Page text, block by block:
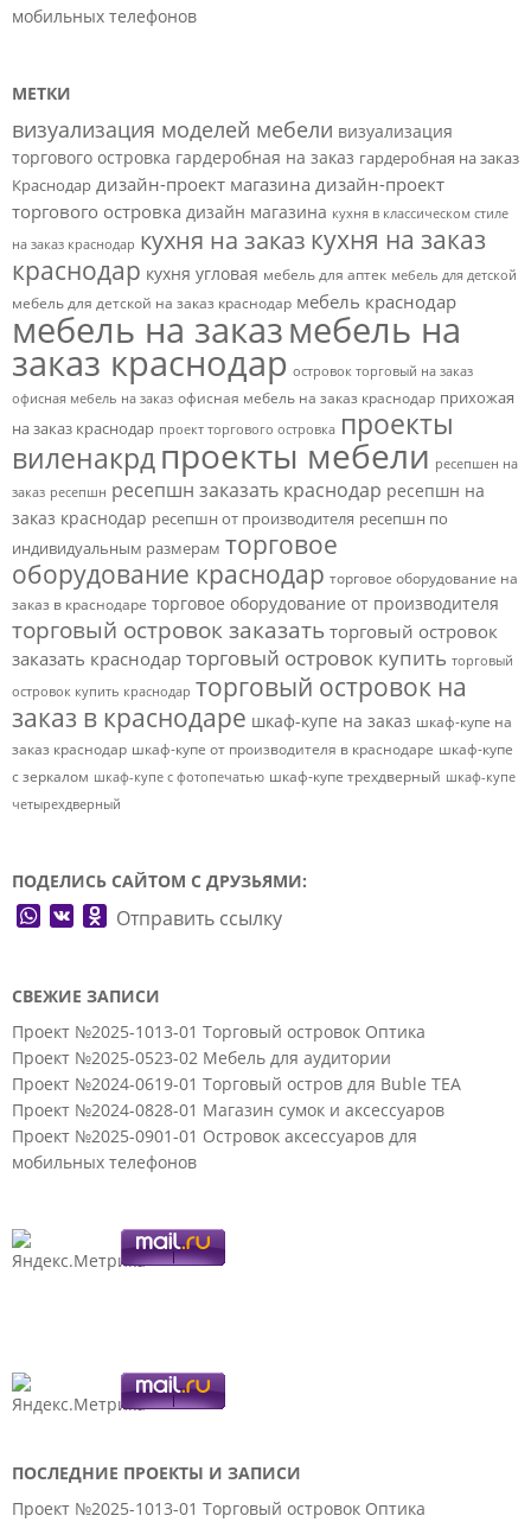
мобильных телефонов
МЕТКИ
визуализация моделей мебели визуализация
торгового островка гардеробная на заказ гардеробная на заказ
Краснодар дизайн-проект магазина дизайн-проект
торгового островка дизайн магазина кухня в классическом стиле
на заказ краснодар кухня на заказ кухня на заказ
краснодар кухня угловая мебель для аптек мебель для детской
мебель для детской на заказ краснодар мебель краснодар
мебель на заказмебель на
заказ краснодар островок торговый на заказ
офисная мебель на заказ офисная мебель на заказ краснодар прихожая
на заказ краснодар проект торгового островка проекты
виленакрдпроекты мебели ресепшен на
заказ ресепшн ресепшн заказать краснодар ресепшн на
заказ краснодар ресепшн от производителя ресепшн по
индивидуальным размерам торговое
оборудование краснодар торговое оборудование на
заказ в краснодаре торговое оборудование от производителя
торговый островок заказать торговый островок
заказать краснодар торговый островок купить торговый
островок купить краснодар торговый островок на
заказ в краснодаре шкаф-купе на заказ шкаф-купе на
заказ краснодар шкаф-купе от производителя в краснодаре шкаф-купе
с зеркалом шкаф-купе с фотопечатью шкаф-купе трехдверный шкаф-купе
четырехдверный
ПОДЕЛИСЬ САЙТОМ С ДРУЗЬЯМИ:
WhatsApp
VK Odnoklassniki
Отправить ссылку
СВЕЖИЕ ЗАПИСИ
Проект №2025-1013-01 Торговый островок Оптика
Проект №2025-0523-02 Мебель для аудитории
Проект №2024-0619-01 Торговый остров для Buble TEA
Проект №2024-0828-01 Магазин сумок и аксессуаров
Проект №2025-0901-01 Островок аксессуаров для
мобильных телефонов
ПОСЛЕДНИЕ ПРОЕКТЫ И ЗАПИСИ
Проект №2025-1013-01 Торговый островок Оптика